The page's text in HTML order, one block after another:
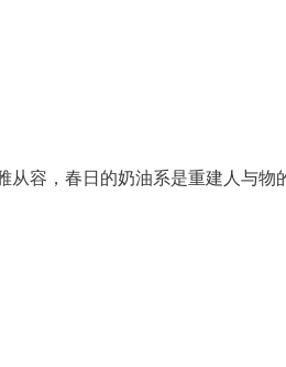
从容，春日的奶油系是重建人与